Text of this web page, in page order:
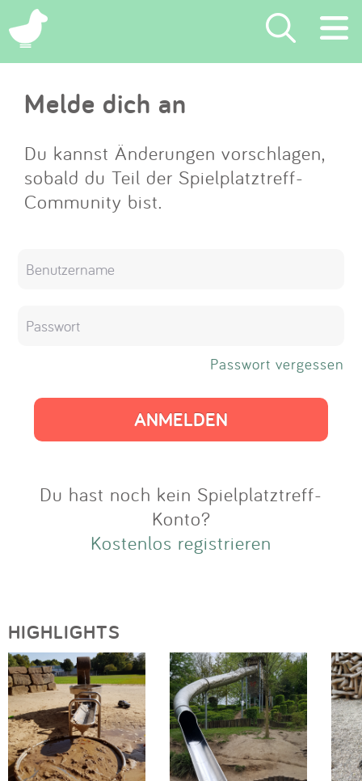
×
Suchen
Eintragen
App
Impressum
Anmelden
Melde dich an
Du kannst Änderungen vorschlagen,
sobald du Teil der Spielplatztreff-
Community bist.
Passwort vergessen
Du hast noch kein Spielplatztreff-
Konto?
Kostenlos registrieren
HIGHLIGHTS